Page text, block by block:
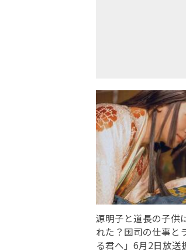
源明子と道長の子供
れた？国司の仕事
る君へ」6月2日放送